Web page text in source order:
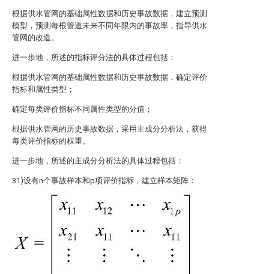
根据供水管网的基础属性数据和历史事故数据，建立预测
模型，预测每根管道未来不同年限内的事故率，指导供水
管网的改造。
进一步地，所述的指标评分法的具体过程包括：
根据供水管网的基础属性数据和历史事故数据，确定评价
指标和属性类型；
确定每类评价指标不同属性类型的分值；
根据供水管网的历史事故数据，采用主成分分析法，获得
每类评价指标的权重。
进一步地，所述的主成分分析法的具体过程包括：
31)设有n个事故样本和p项评价指标，建立样本矩阵：